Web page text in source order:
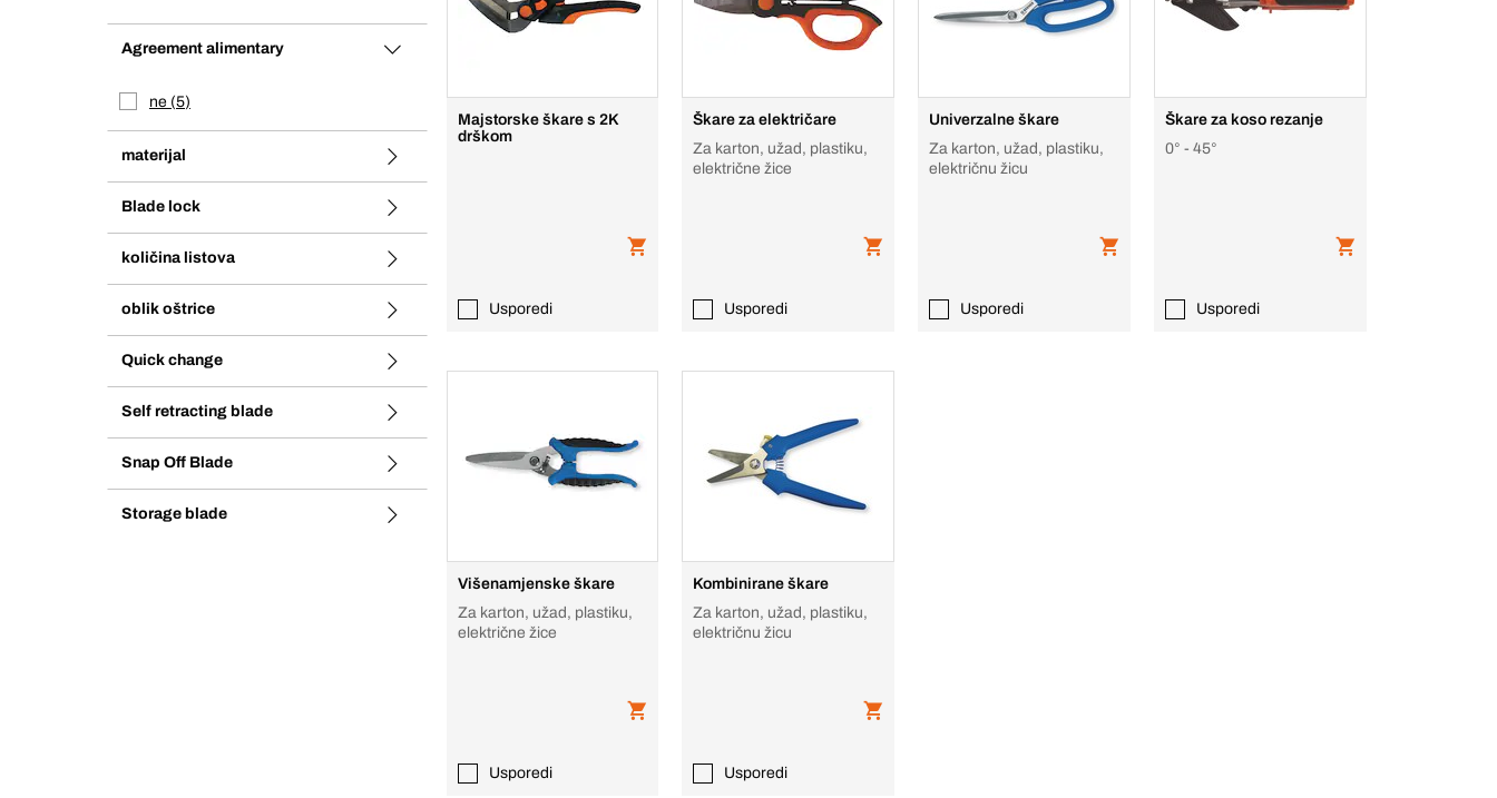
Agreement alimentary
ne 5
materijal
Blade lock
količina listova
oblik oštrice
Quick change
Self retracting blade
Snap Off Blade
Storage blade
Majstorske škare s 2K
drškom
Usporedi
Škare za električare
Za karton, užad, plastiku,
električne žice
Usporedi
Univerzalne škare
Za karton, užad, plastiku,
električnu žicu
Usporedi
Škare za koso rezanje
0° - 45°
Usporedi
Višenamjenske škare
Za karton, užad, plastiku,
električne žice
Usporedi
Kombinirane škare
Za karton, užad, plastiku,
električnu žicu
Usporedi